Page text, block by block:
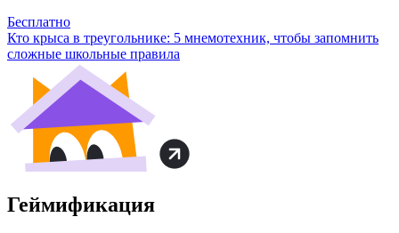
Бесплатно
Кто крыса в треугольнике: 5 мнемотехник, чтобы запомнить
сложные школьные правила
Геймификация